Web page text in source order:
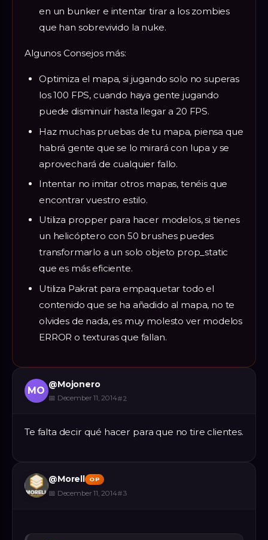
en un bunker e intentar tirar a los zombies
que han sobrevivido la nuke.
Algunos Consejos más:
Optimiza el mapa, si jugando solo no superas
los 100 FPS, cuando haya gente jugando
puede disminuir hasta llegar a 20 FPS.
Haz muchas pruebas de tu mapa, piensa que
habrá gente que se lo mirará con lupa y se
aprovechará de cualquier fallo.
Intentar no imitar otros mapas, tenéis que
encontrar vuestro estilo.
Utiliza propper para hacer modelos, si tienes
un helicóptero con 50 brushes puedes
transformarlo a un solo objeto prop_static
que es más eficiente.
Utiliza Pakrat para empaquetar todo el
contenido que se ha añadido al mapa, no te
olvides de nada, es muy molesto ver modelos
ERROR o texturas que fallan.
MO
@Mojonero
📅 December 11, 2014#2
Te falta decir qué hacer para que no tire clientes.
@Morell OP
📅 December 11, 2014#3